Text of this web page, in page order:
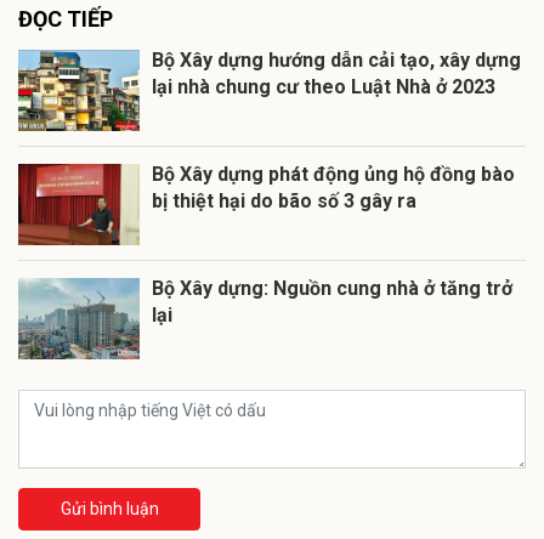
ĐỌC TIẾP
Bộ Xây dựng hướng dẫn cải tạo, xây dựng
lại nhà chung cư theo Luật Nhà ở 2023
Bộ Xây dựng phát động ủng hộ đồng bào
bị thiệt hại do bão số 3 gây ra
Bộ Xây dựng: Nguồn cung nhà ở tăng trở
lại
Gửi bình luận